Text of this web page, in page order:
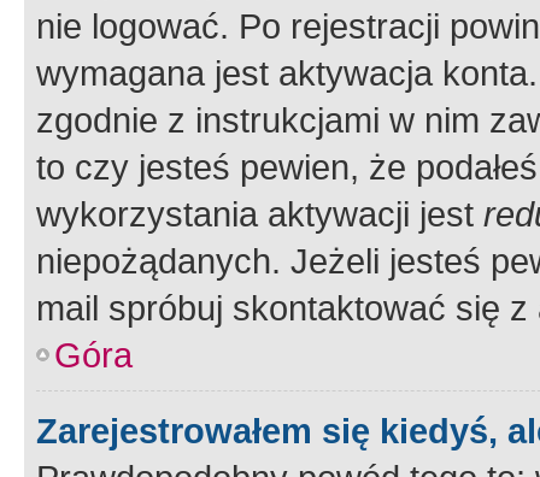
nie logować. Po rejestracji
wymagana jest aktywacja
zgodnie z instrukcjami w nim
to czy jesteś pewien, że
wykorzystania aktywacji jest
niepożądanych. Jeżeli jesteś
mail spróbuj skontaktować się
Góra
Zarejestrowałem się kiedyś,